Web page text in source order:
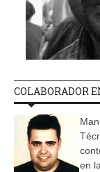
COLABORADOR
en